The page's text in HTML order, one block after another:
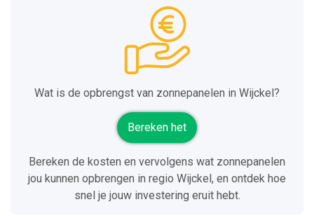
Wat is de opbrengst van zonnepanelen in Wijckel?
Bereken het
Bereken de kosten en vervolgens wat zonnepanelen
jou kunnen opbrengen in regio Wijckel, en ontdek hoe
snel je jouw investering eruit hebt.